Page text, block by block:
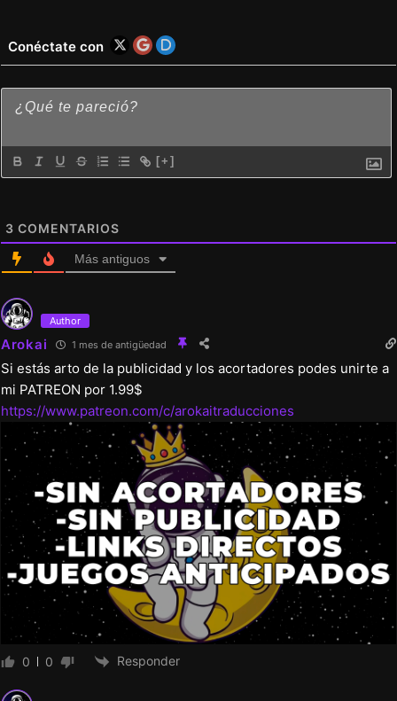
Conéctate con
[+]
3 COMENTARIOS
Más antiguos
Author
Arokai 1 mes de antigüedad
Si estás arto de la publicidad y los acortadores podes unirte a
mi PATREON por 1.99$
https://www.patreon.com/c/arokaitraducciones
0 0 Responder